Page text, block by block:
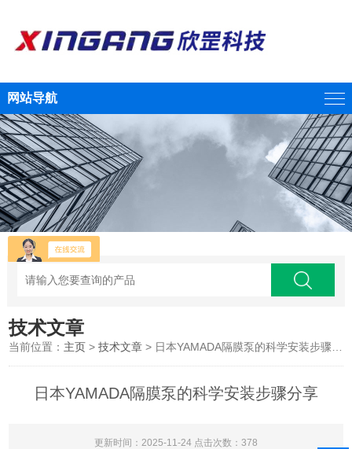
网站导航
技术文章
当前位置： 主页 >技术文章 > 日本YAMADA隔膜泵的科学安装步骤分享
日本YAMADA隔膜泵的科学安装步骤分享
更新时间：2025-11-24 点击次数：378